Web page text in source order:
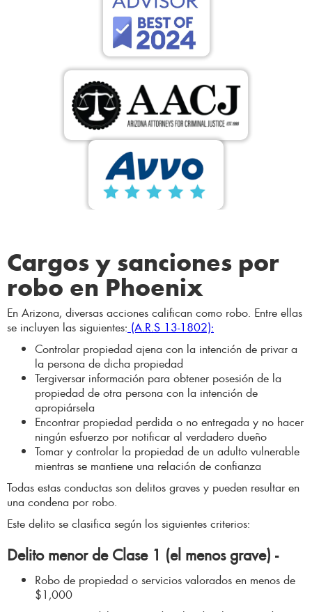
Cargos y sanciones por
robo en Phoenix
En Arizona, diversas acciones califican como robo. Entre ellas
se incluyen las siguientes: (A.R.S 13-1802):
Controlar propiedad ajena con la intención de privar a
la persona de dicha propiedad
Tergiversar información para obtener posesión de la
propiedad de otra persona con la intención de
apropiársela
Encontrar propiedad perdida o no entregada y no hacer
ningún esfuerzo por notificar al verdadero dueño
Tomar y controlar la propiedad de un adulto vulnerable
mientras se mantiene una relación de confianza
Todas estas conductas son delitos graves y pueden resultar en
una condena por robo.
Este delito se clasifica según los siguientes criterios:
Delito menor de Clase 1 (el menos grave) -
Robo de propiedad o servicios valorados en menos de
$1,000